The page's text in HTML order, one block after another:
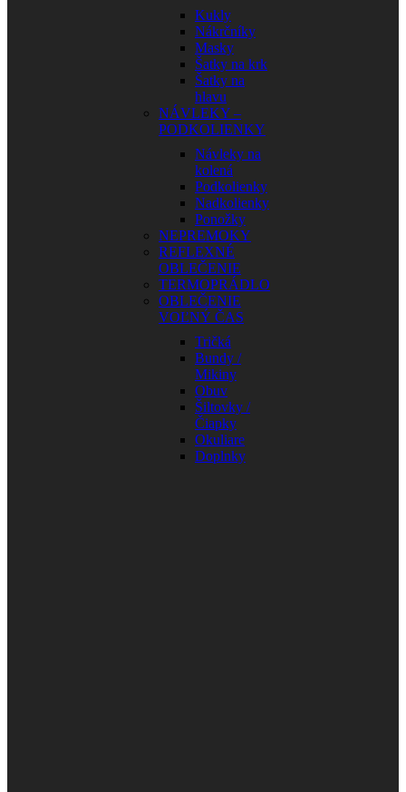
Kukly
Nákrčníky
Masky
Šatky na krk
Šatky na
hlavu
NÁVLEKY –
PODKOLIENKY
Návleky na
kolená
Podkolienky
Nadkolienky
Ponožky
NEPREMOKY
REFLEXNÉ
OBLEČENIE
TERMOPRÁDLO
OBLEČENIE
VOĽNÝ ČAS
Tričká
Bundy /
Mikiny
Obuv
Šiltovky /
Čiapky
Okuliare
Doplnky